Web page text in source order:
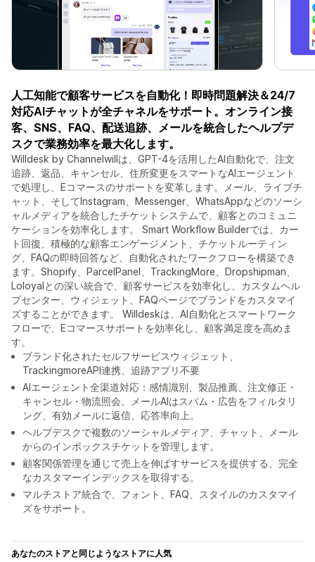
人工知能で顧客サービスを自動化！即時問題解決＆24/7
対応AIチャットが全チャネルをサポート。オンライン接
客、SNS、FAQ、配送追跡、メールを統合したヘルプデ
スクで業務効率を最大化します。
Willdesk by Channelwillは、GPT-4を活用したAI自動化で、注文
追跡、返品、キャンセル、住所変更をスマートなAIエージェント
で処理し、Eコマースのサポートを変革します。メール、ライブチ
ャット、そしてInstagram、Messenger、WhatsAppなどのソーシ
ャルメディアを統合したチケットシステムで、顧客とのコミュニ
ケーションを効率化します。 Smart Workflow Builderでは、カー
ト回復、積極的な顧客エンゲージメント、チケットルーティン
グ、FAQの即時回答など、自動化されたワークフローを構築でき
ます。Shopify、ParcelPanel、TrackingMore、Dropshipman、
Loloyalとの深い統合で、顧客サービスを効率化し、カスタムヘル
プセンター、ウィジェット、FAQページでブランドをカスタマイ
ズすることができます。 Willdeskは、AI自動化とスマートワーク
フローで、Eコマースサポートを効率化し、顧客満足度を高めま
す。
ブランド化されたセルフサービスウィジェット、
TrackingmoreAPI連携、追跡アプリ不要
AIエージェント全渠道対応：感情識別、製品推薦、注文修正・
キャンセル・物流照会。メールAIはスパム・広告をフィルタリ
ング、有効メールに返信、応答率向上。
ヘルプデスクで複数のソーシャルメディア、チャット、メール
からのインボックスチケットを管理します。
顧客関係管理を通じて売上を伸ばすサービスを提供する、完全
なカスタマーインデックスを取得する。
マルチストア統合で、フォント、FAQ、スタイルのカスタマイ
ズをサポート。
あなたのストアと同じようなストアに人気